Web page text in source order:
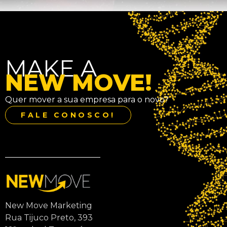
MAKE A
NEW MOVE!
Quer mover a sua empresa para o novo?
FALE CONOSCO!
New Move Marketing
Rua Tijuco Preto, 393